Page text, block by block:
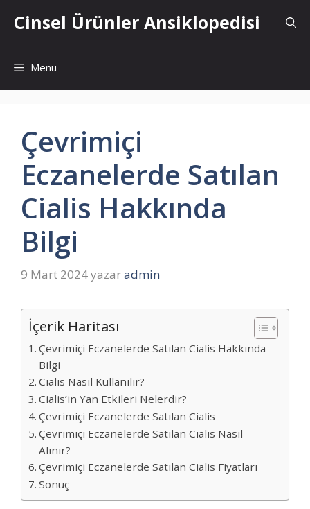
atlaCinsel Ürünler Ansiklopedisi
Menu
Çevrimiçi
Eczanelerde Satılan
Cialis Hakkında
Bilgi
9 Mart 2024yazaradmin
İçerik Haritası
Çevrimiçi Eczanelerde Satılan Cialis Hakkında
Bilgi
Cialis Nasıl Kullanılır?
Cialis’in Yan Etkileri Nelerdir?
Çevrimiçi Eczanelerde Satılan Cialis
Çevrimiçi Eczanelerde Satılan Cialis Nasıl
Alınır?
Çevrimiçi Eczanelerde Satılan Cialis Fiyatları
Sonuç